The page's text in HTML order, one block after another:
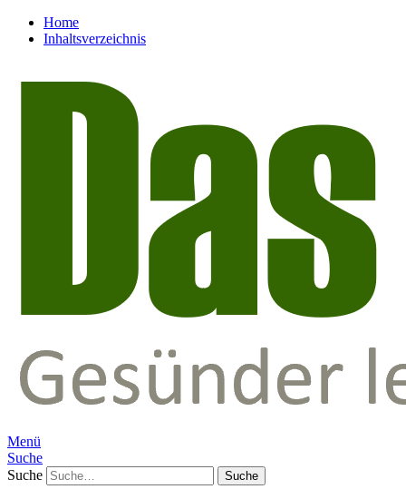
Home
Inhaltsverzeichnis
Menü
Suche
Suche